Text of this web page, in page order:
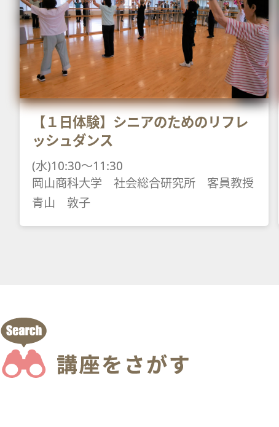
【１日体験】シニアのためのリフレ
ッシュダンス
(水)10:30～11:30
岡山商科大学 社会総合研究所 客員教授
青山 敦子